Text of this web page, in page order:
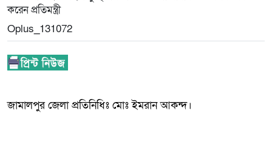
Oplus_131072
জামালপুর জেলা প্রতিনিধিঃ মোঃ ইমরান আকন্দ।